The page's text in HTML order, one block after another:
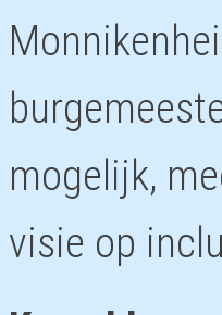
mogelijk,
visie op